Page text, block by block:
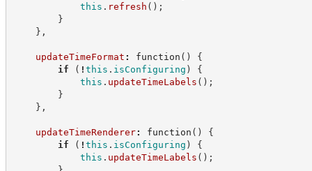
this . refresh ( ) ;
}
} ,
updateTimeFormat : function ( )
{
if
( ! this . isConfiguring )
{
this . updateTimeLabels ( ) ;
}
} ,
updateTimeRenderer: function ( )
{
if
( ! this . isConfiguring )
{
this . updateTimeLabels ( ) ;